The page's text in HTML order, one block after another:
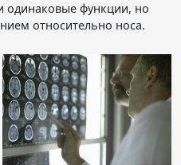
одинаковые функции, но
относительно носа.